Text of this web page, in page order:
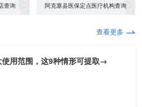
查询 阿克塞县医保定点医疗机构查询
查看更多
用范围，这9种情形可提取→